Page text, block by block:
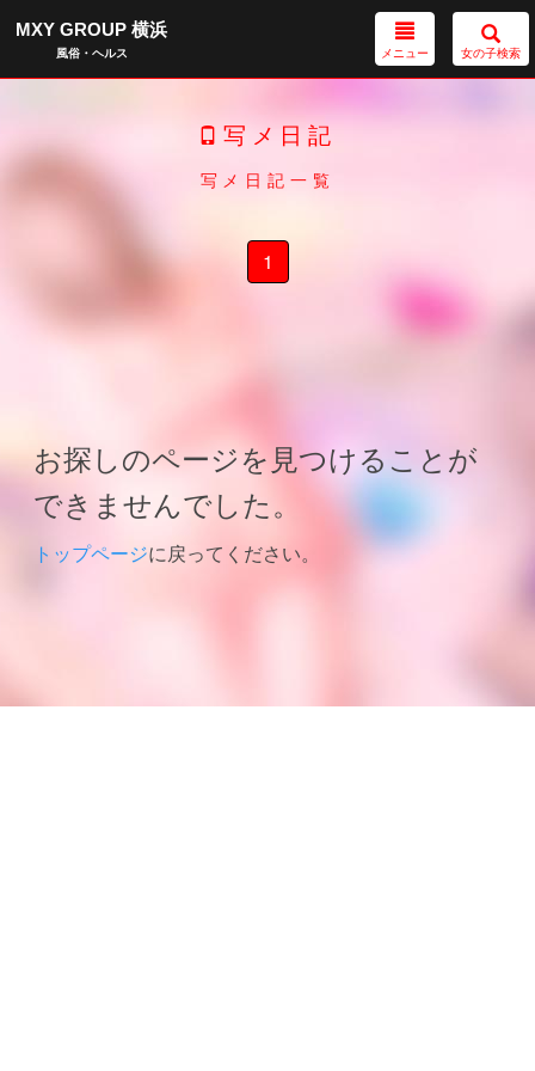
女の子検索
メニュー
MXY GROUP 横浜
風俗・ヘルス
写メ日記
写メ日記一覧
1
お探しのページを見つけることが
できませんでした。
トップページに戻ってください。